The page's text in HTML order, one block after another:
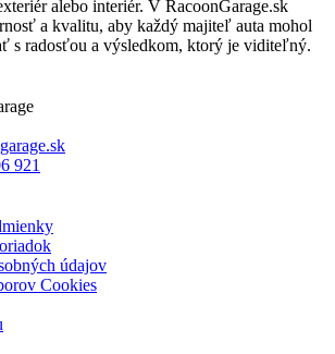
alebo interiér. V RacoonGarage.sk
a kvalitu, aby každý majiteľ auta mohol
s radosťou a výsledkom, ktorý je viditeľný.
921
údajov
Cookies